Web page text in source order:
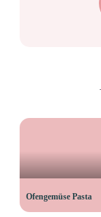
Ofengemüse Pasta